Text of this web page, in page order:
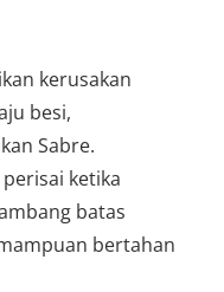
kerusakan
besi,
Sabre.
ketika
batas
bertahan